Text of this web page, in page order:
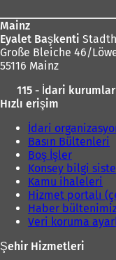
Mainz
Eyalet Başkenti
Große Bleiche 46/
55116 Mainz
115 - İdari
Hızlı erişim
İdari
Basın Bültenleri
Boş İşler
Konsey bilgi
Kamu ihaleleri
Hizmet portalı
Haber
Veri koruma
Şehir Hizmetleri